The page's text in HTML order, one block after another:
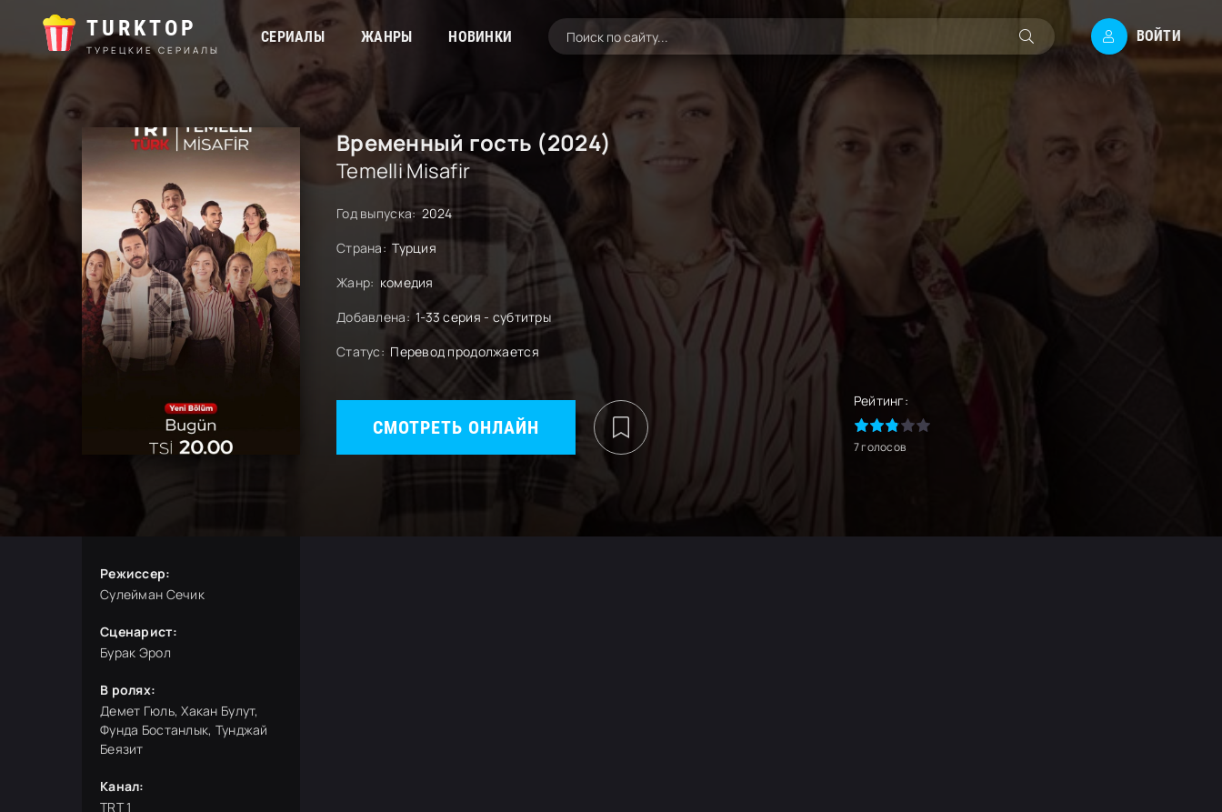
TURKTOP
ТУРЕЦКИЕ СЕРИАЛЫ
СЕРИАЛЫ ЖАНРЫ НОВИНКИ ВОЙТИ
Временный гость (2024)
Temelli Misafir
Год выпуска: 2024
Страна: Турция
Жанр: комедия
Добавлена: 1-33 серия - субтитры
Статус: Перевод продолжается
СМОТРЕТЬ ОНЛАЙН
Рейтинг:
7голосов
Режиссер:
Сулейман Сечик
Сценарист:
Бурак Эрол
В ролях:
Демет Гюль, Хакан Булут,
Фунда Бостанлык, Тунджай
Беязит
Канал:
TRT 1